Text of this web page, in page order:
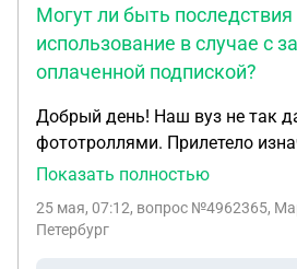
Могут ли быть последствия
использование в случае с
оплаченной подпиской?
Добрый день! Наш вуз не так
фототроллями. Прилетело
за стоковую фотку на обложке
оплаты), затем было еще
Показать полностью
25 мая, 07:12, вопрос №4962365,
Петербург